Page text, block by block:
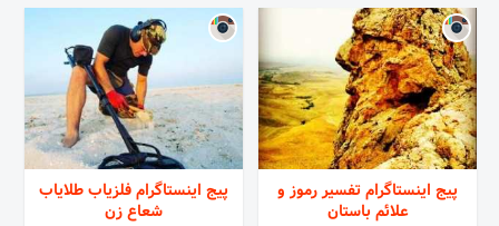
پیج اینستاگرام تفسیر رموز و
علائم باستان
پیج اینستاگرام فلزیاب طلایاب
شعاع زن